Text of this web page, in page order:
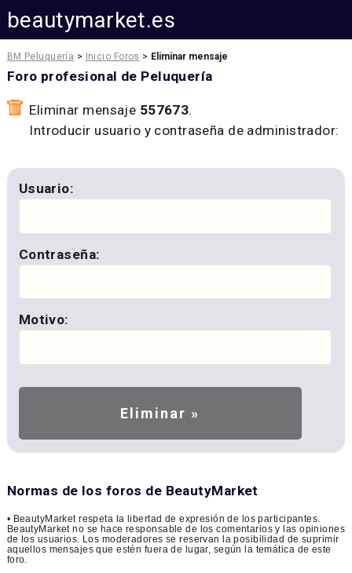
beautymarket.es
BM Peluquería > Inicio Foros > Eliminar mensaje
Foro profesional de Peluquería
Eliminar mensaje 557673.
Introducir usuario y contraseña de administrador:
Usuario:
Contraseña:
Motivo:
Normas de los foros de BeautyMarket
• BeautyMarket respeta la libertad de expresión de los participantes.
BeautyMarket no se hace responsable de los comentarios y las opiniones
de los usuarios. Los moderadores se reservan la posibilidad de suprimir
aquellos mensajes que estén fuera de lugar, según la temática de este
foro.